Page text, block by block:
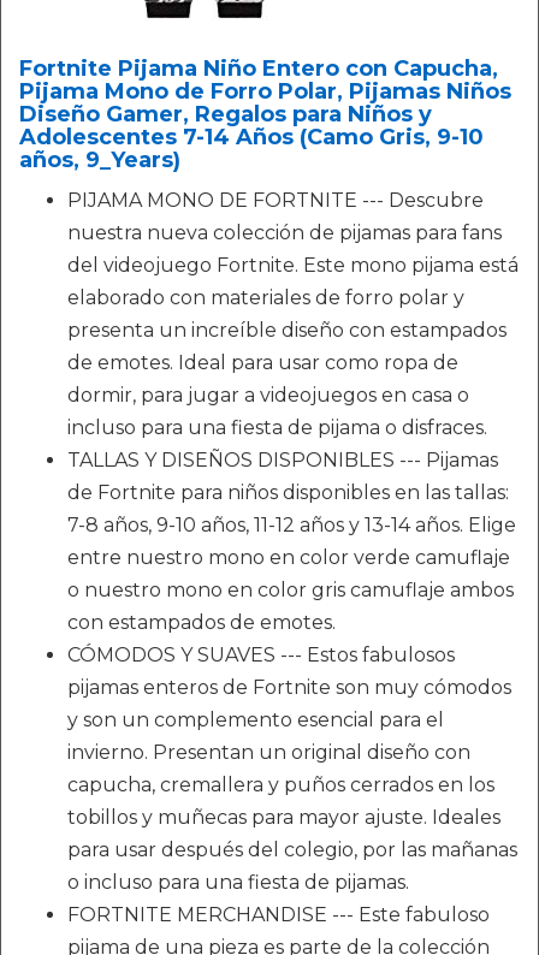
Fortnite Pijama Niño Entero con Capucha,
Pijama Mono de Forro Polar, Pijamas Niños
Diseño Gamer, Regalos para Niños y
Adolescentes 7-14 Años (Camo Gris, 9-10
años, 9_Years)
PIJAMA MONO DE FORTNITE --- Descubre
nuestra nueva colección de pijamas para fans
del videojuego Fortnite. Este mono pijama está
elaborado con materiales de forro polar y
presenta un increíble diseño con estampados
de emotes. Ideal para usar como ropa de
dormir, para jugar a videojuegos en casa o
incluso para una fiesta de pijama o disfraces.
TALLAS Y DISEÑOS DISPONIBLES --- Pijamas
de Fortnite para niños disponibles en las tallas:
7-8 años, 9-10 años, 11-12 años y 13-14 años. Elige
entre nuestro mono en color verde camuflaje
o nuestro mono en color gris camuflaje ambos
con estampados de emotes.
CÓMODOS Y SUAVES --- Estos fabulosos
pijamas enteros de Fortnite son muy cómodos
y son un complemento esencial para el
invierno. Presentan un original diseño con
capucha, cremallera y puños cerrados en los
tobillos y muñecas para mayor ajuste. Ideales
para usar después del colegio, por las mañanas
o incluso para una fiesta de pijamas.
FORTNITE MERCHANDISE --- Este fabuloso
pijama de una pieza es parte de la colección